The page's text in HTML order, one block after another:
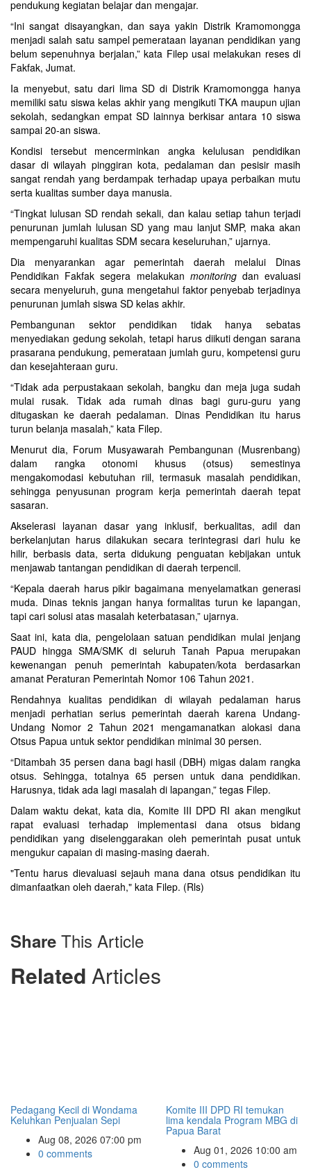
pendukung kegiatan belajar dan mengajar.
“Ini sangat disayangkan, dan saya yakin Distrik Kramomongga
menjadi salah satu sampel pemerataan layanan pendidikan yang
belum sepenuhnya berjalan,” kata Filep usai melakukan reses di
Fakfak, Jumat.
Ia menyebut, satu dari lima SD di Distrik Kramomongga hanya
memiliki satu siswa kelas akhir yang mengikuti TKA maupun ujian
sekolah, sedangkan empat SD lainnya berkisar antara 10 siswa
sampai 20-an siswa.
Kondisi tersebut mencerminkan angka kelulusan pendidikan
dasar di wilayah pinggiran kota, pedalaman dan pesisir masih
sangat rendah yang berdampak terhadap upaya perbaikan mutu
serta kualitas sumber daya manusia.
“Tingkat lulusan SD rendah sekali, dan kalau setiap tahun terjadi
penurunan jumlah lulusan SD yang mau lanjut SMP, maka akan
mempengaruhi kualitas SDM secara keseluruhan,” ujarnya.
Dia menyarankan agar pemerintah daerah melalui Dinas
Pendidikan Fakfak segera melakukan monitoringdan evaluasi
secara menyeluruh, guna mengetahui faktor penyebab terjadinya
penurunan jumlah siswa SD kelas akhir.
Pembangunan sektor pendidikan tidak hanya sebatas
menyediakan gedung sekolah, tetapi harus diikuti dengan sarana
prasarana pendukung, pemerataan jumlah guru, kompetensi guru
dan kesejahteraan guru.
“Tidak ada perpustakaan sekolah, bangku dan meja juga sudah
mulai rusak. Tidak ada rumah dinas bagi guru-guru yang
ditugaskan ke daerah pedalaman. Dinas Pendidikan itu harus
turun belanja masalah,” kata Filep.
Menurut dia, Forum Musyawarah Pembangunan (Musrenbang)
dalam rangka otonomi khusus (otsus) semestinya
mengakomodasi kebutuhan riil, termasuk masalah pendidikan,
sehingga penyusunan program kerja pemerintah daerah tepat
sasaran.
Akselerasi layanan dasar yang inklusif, berkualitas, adil dan
berkelanjutan harus dilakukan secara terintegrasi dari hulu ke
hilir, berbasis data, serta didukung penguatan kebijakan untuk
menjawab tantangan pendidikan di daerah terpencil.
“Kepala daerah harus pikir bagaimana menyelamatkan generasi
muda. Dinas teknis jangan hanya formalitas turun ke lapangan,
tapi cari solusi atas masalah keterbatasan,” ujarnya.
Saat ini, kata dia, pengelolaan satuan pendidikan mulai jenjang
PAUD hingga SMA/SMK di seluruh Tanah Papua merupakan
kewenangan penuh pemerintah kabupaten/kota berdasarkan
amanat Peraturan Pemerintah Nomor 106 Tahun 2021.
Rendahnya kualitas pendidikan di wilayah pedalaman harus
menjadi perhatian serius pemerintah daerah karena Undang-
Undang Nomor 2 Tahun 2021 mengamanatkan alokasi dana
Otsus Papua untuk sektor pendidikan minimal 30 persen.
“Ditambah 35 persen dana bagi hasil (DBH) migas dalam rangka
otsus. Sehingga, totalnya 65 persen untuk dana pendidikan.
Harusnya, tidak ada lagi masalah di lapangan,” tegas Filep.
Dalam waktu dekat, kata dia, Komite III DPD RI akan mengikut
rapat evaluasi terhadap implementasi dana otsus bidang
pendidikan yang diselenggarakan oleh pemerintah pusat untuk
mengukur capaian di masing-masing daerah.
"Tentu harus dievaluasi sejauh mana dana otsus pendidikan itu
dimanfaatkan oleh daerah," kata Filep. (Rls)
Share This Article
Related Articles
Pedagang Kecil di Wondama
Keluhkan Penjualan Sepi
Aug 08, 2026 07:00 pm
0 comments
Komite III DPD RI temukan
lima kendala Program MBG di
Papua Barat
Aug 01, 2026 10:00 am
0 comments